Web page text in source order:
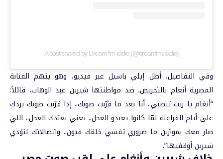
A post shared by Dream fm radio (@dreamfm.radio)
وفي التفاصيل، أطل إيلي باسيل عبر فيديو، وهو يتهم الفنانة
المصرية أنغام بالتحريض، ضد مواطنتها شيرين عبد الوهاب، قائلاً:
“أنغام يا ريت تنضبي.. أنا بعد ما قرّبت صوبك.. إذا قرّبت صوبك بردك
على أيام الفراعنة لمّا كانوا يعبدو العجل.. يعني بعبّدك العجل.. اللي
صار معك بموازين ما ضروري تفشي خلقك فيون.. واتصالاتك لتؤذي
شيرين أوقفيها”.